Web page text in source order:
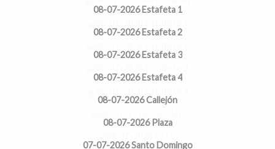
08-07-2026 Estafeta 1
08-07-2026 Estafeta 2
08-07-2026 Estafeta 3
08-07-2026 Estafeta 4
08-07-2026 Callejón
08-07-2026 Plaza
07-07-2026 Santo Domingo